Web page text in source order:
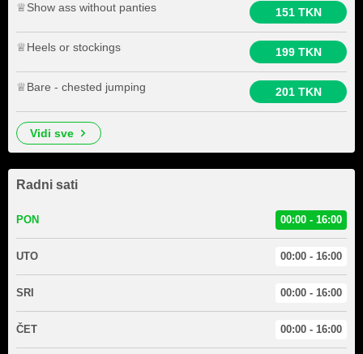
♕Show ass without panties 151 TKN
♕Heels or stockings 199 TKN
♕Bare - chested jumping 201 TKN
vidi sve
Radni sati
PON 00:00 - 16:00
UTO 00:00 - 16:00
SRI 00:00 - 16:00
ČET 00:00 - 16:00